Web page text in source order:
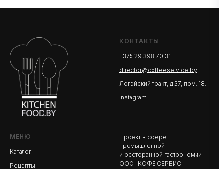
КОНТАКТЫ
+375 29 398 70 31
director@coffeeservice.by
Логойский тракт, д.37, пом. 18.
Instagram
МЕНЮ
Каталог
Рецепты
Проект в сфере
промышленной
и ресторанной гастрономии
ООО "КОФЕ СЕРВИС"